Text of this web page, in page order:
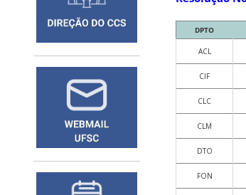
DPTO
ACL
CIF
CLC
CLM
DTO
FON